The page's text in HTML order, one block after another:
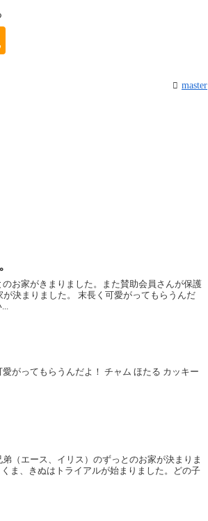
master
お家がきまりました。また賛助会員さんが保護
決まりました。 末長く可愛がってもらうんだ
がってもらうんだよ！ チャム ほたる カッキー
（エース、イリス）のずっとのお家が決まりま
ま、きぬはトライアルが始まりました。どの子